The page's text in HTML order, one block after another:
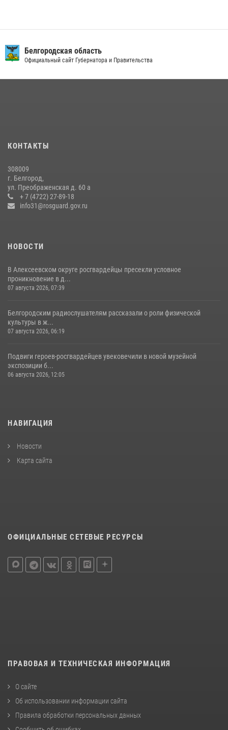
беседу по профилактике аварийности
09 июля 2026, 10:07
Белгородский росгвардеец стал победителем юбилейного
чемпионата войск национальной гвардии Российской Федерации по
боксу
07 июля 2026, 16:59
Белгородская область
Официальный сайт Губернатора и Правительства
КОНТАКТЫ
308009
г. Белгород,
ул. Преображенская д. 60 а
+ 7 (4722) 27-89-18
info31@rosguard.gov.ru
НОВОСТИ
В Алексеевском округе росгвардейцы пресекли условное
проникновение в д...
07 августа 2026, 07:39
Белгородским радиослушателям рассказали о роли физической
культуры в ж...
07 августа 2026, 06:19
Подвиги героев‑росгвардейцев увековечили в новой музейной
экспозиции б...
06 августа 2026, 12:05
НАВИГАЦИЯ
Новости
Карта сайта
ОФИЦИАЛЬНЫЕ СЕТЕВЫЕ РЕСУРСЫ
ПРАВОВАЯ И ТЕХНИЧЕСКАЯ ИНФОРМАЦИЯ
О сайте
Об использовании информации сайта
Правила обработки персональных данных